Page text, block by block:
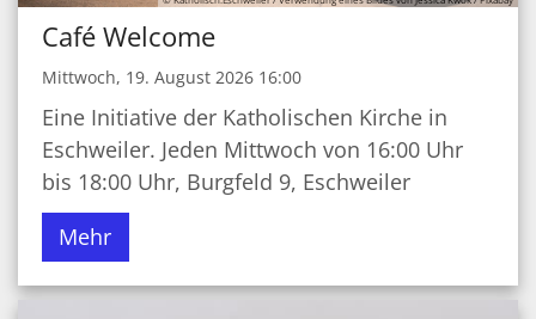
Café Welcome
Mittwoch, 19. August 2026 16:00
Eine Initiative der Katholischen Kirche in
Eschweiler. Jeden Mittwoch von 16:00 Uhr
bis 18:00 Uhr, Burgfeld 9, Eschweiler
Mehr